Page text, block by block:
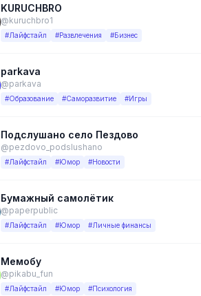
KURUCHBRO
@kuruchbro1
#Лайфстайл #Развлечения #Бизнес
parkava
@parkava
#Образование #Саморазвитие #Игры
Подслушано село Пездово
@pezdovo_podslushano
#Лайфстайл #Юмор #Новости
Бумажный самолётик
@paperpublic
#Лайфстайл #Юмор #Личные финансы
Мемобу
@pikabu_fun
#Лайфстайл #Юмор #Психология